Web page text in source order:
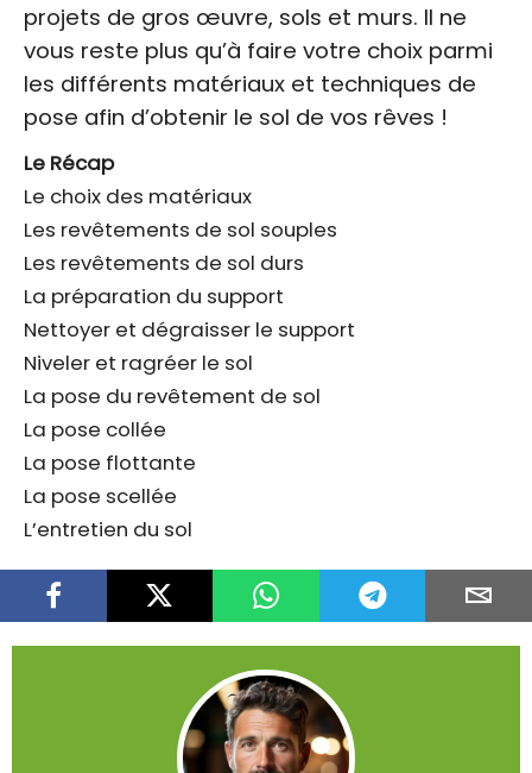
projets de gros œuvre, sols et murs. Il ne
vous reste plus qu’à faire votre choix parmi
les différents matériaux et techniques de
pose afin d’obtenir le sol de vos rêves !
Le Récap
Le choix des matériaux
Les revêtements de sol souples
Les revêtements de sol durs
La préparation du support
Nettoyer et dégraisser le support
Niveler et ragréer le sol
La pose du revêtement de sol
La pose collée
La pose flottante
La pose scellée
L’entretien du sol